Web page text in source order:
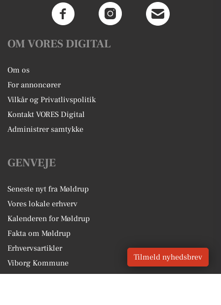
OM VORES DIGITAL
Om os
For annoncører
Vilkår og Privatlivspolitik
Kontakt VORES Digital
Administrer samtykke
GENVEJE
Seneste nyt fra Møldrup
Vores lokale erhverv
Kalenderen for Møldrup
Fakta om Møldrup
Erhvervsartikler
Viborg Kommune
Tilmeld nyhedsbrev